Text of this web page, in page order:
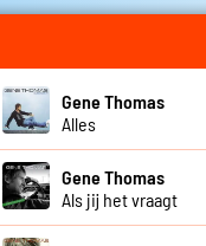
Gene Thomas
Alles
Gene Thomas
Als jij het vraagt